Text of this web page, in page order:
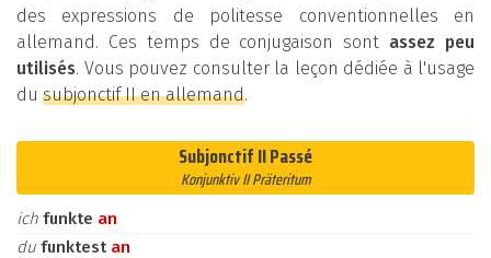
des expressions de politesse conventionnelles en
allemand. Ces temps de conjugaison sont assez peu
utilisés. Vous pouvez consulter la leçon dédiée à l'usage
du subjonctif II en allemand.
Subjonctif II Passé
Konjunktiv II Präteritum
ich funkte an
du funktest an